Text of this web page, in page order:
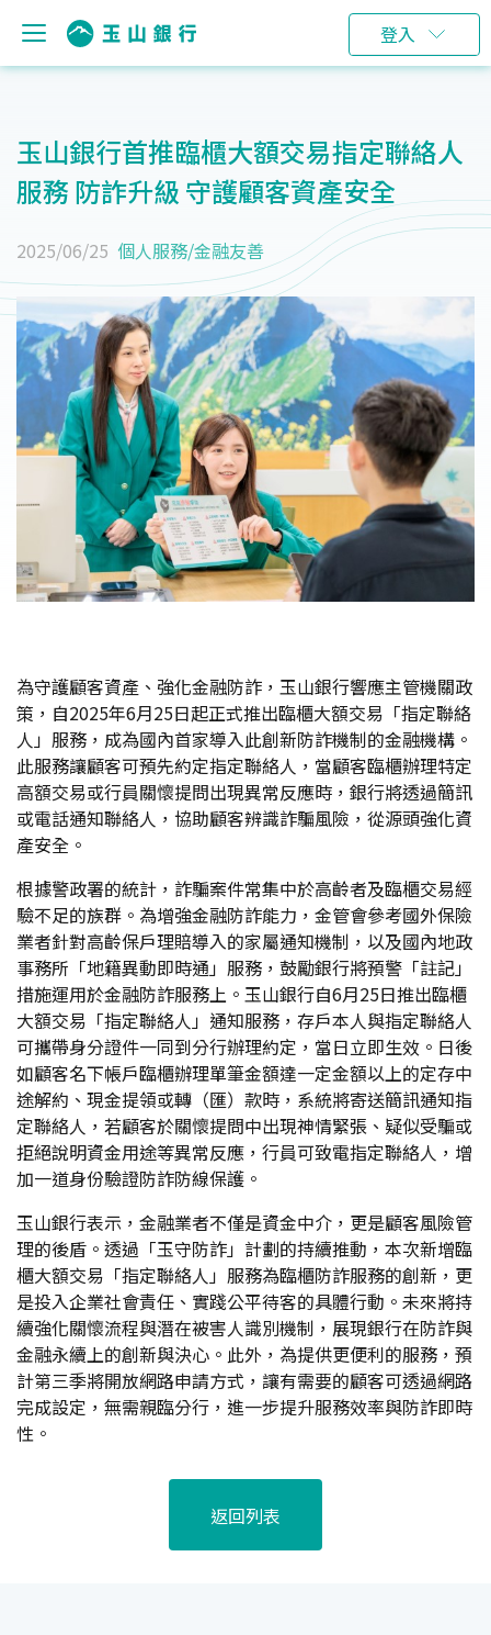
登入
玉山銀行首推臨櫃大額交易指定聯絡人
服務 防詐升級 守護顧客資產安全
2025/06/25 個人服務/金融友善
為守護顧客資產、強化金融防詐，玉山銀行響應主管機關政
策，自2025年6月25日起正式推出臨櫃大額交易「指定聯絡
人」服務，成為國內首家導入此創新防詐機制的金融機構。
此服務讓顧客可預先約定指定聯絡人，當顧客臨櫃辦理特定
高額交易或行員關懷提問出現異常反應時，銀行將透過簡訊
或電話通知聯絡人，協助顧客辨識詐騙風險，從源頭強化資
產安全。
根據警政署的統計，詐騙案件常集中於高齡者及臨櫃交易經
驗不足的族群。為增強金融防詐能力，金管會參考國外保險
業者針對高齡保戶理賠導入的家屬通知機制，以及國內地政
事務所「地籍異動即時通」服務，鼓勵銀行將預警「註記」
措施運用於金融防詐服務上。玉山銀行自6月25日推出臨櫃
大額交易「指定聯絡人」通知服務，存戶本人與指定聯絡人
可攜帶身分證件一同到分行辦理約定，當日立即生效。日後
如顧客名下帳戶臨櫃辦理單筆金額達一定金額以上的定存中
途解約、現金提領或轉（匯）款時，系統將寄送簡訊通知指
定聯絡人，若顧客於關懷提問中出現神情緊張、疑似受騙或
拒絕說明資金用途等異常反應，行員可致電指定聯絡人，增
加一道身份驗證防詐防線保護。
玉山銀行表示，金融業者不僅是資金中介，更是顧客風險管
理的後盾。透過「玉守防詐」計劃的持續推動，本次新增臨
櫃大額交易「指定聯絡人」服務為臨櫃防詐服務的創新，更
是投入企業社會責任、實踐公平待客的具體行動。未來將持
續強化關懷流程與潛在被害人識別機制，展現銀行在防詐與
金融永續上的創新與決心。此外，為提供更便利的服務，預
計第三季將開放網路申請方式，讓有需要的顧客可透過網路
完成設定，無需親臨分行，進一步提升服務效率與防詐即時
性。
返回列表